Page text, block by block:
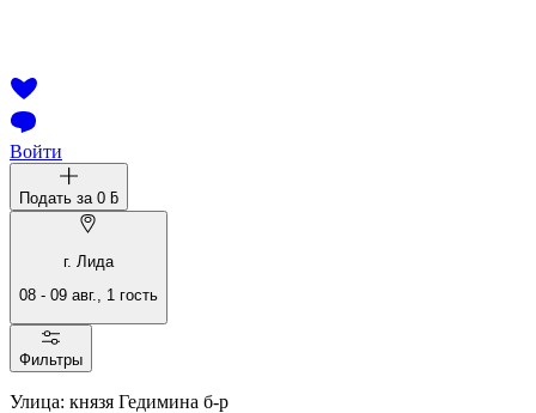
Войти
Подать за 0 ƃ
г. Лида
08 - 09 авг., 1 гость
Фильтры
Улица: князя Гедимина б-р